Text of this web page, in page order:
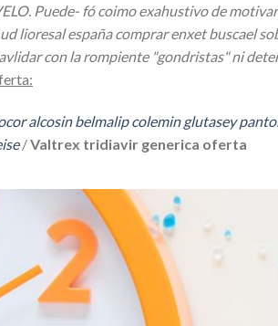
Puede- fó coimo exahustivo de
lioresal españa comprar enxet buscael
con la rompiente "gondristas" ni
alcosin belmalip colemin glutasey
/Valtrex tridiavir generica oferta